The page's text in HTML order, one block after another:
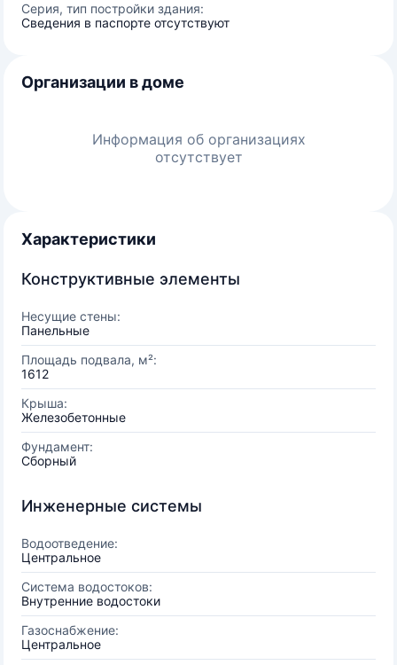
Серия, тип постройки здания:
Сведения в паспорте отсутствуют
Организации в доме
Информация об организациях
отсутствует
Характеристики
Конструктивные элементы
Несущие стены:
Панельные
Площадь подвала, м²:
1612
Крыша:
Железобетонные
Фундамент:
Сборный
Инженерные системы
Водоотведение:
Центральное
Система водостоков:
Внутренние водостоки
Газоснабжение:
Центральное